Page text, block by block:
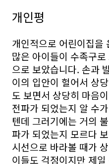
개인평
개인적으로 어린이집을
많은 아이들이 수족구
으로 보았습니다. 손과
이의 입안이 헐어서 상
도 보면서 상당히 마음
전파가 되었는지 알 수
텐데 그러기에는 거의
파가 되었는지 모르다
시선으로 바라볼 때가
이들도 걱정이지만 제